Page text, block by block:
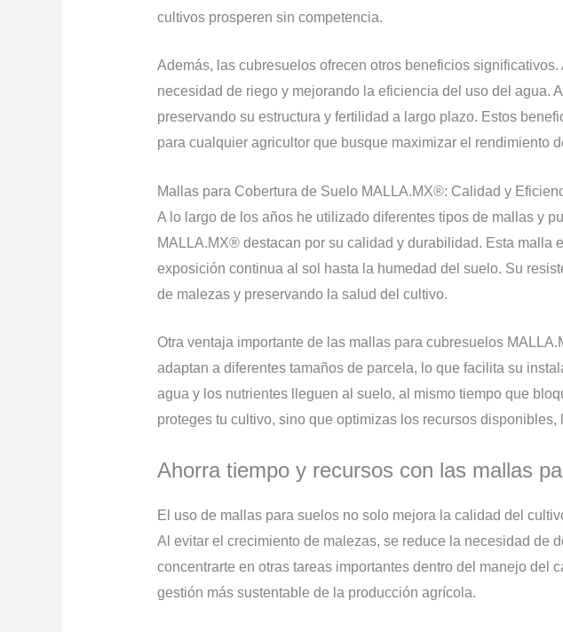
cultivos prosperen sin competencia.
Además, las cubresuelos ofrecen otros beneficios
necesidad de riego y mejorando la eficiencia del uso del agua.
preservando su estructura y fertilidad a largo plazo. Estos
para cualquier agricultor que busque maximizar el rendimiento
Mallas para Cobertura de Suelo MALLA.MX®: Calidad y
A lo largo de los años he utilizado diferentes tipos de mallas y
MALLA.MX® destacan por su calidad y durabilidad. Esta malla
exposición continua al sol hasta la humedad del suelo. Su
de malezas y preservando la salud del cultivo.
Otra ventaja importante de las mallas para cubresuelos
adaptan a diferentes tamaños de parcela, lo que facilita su
agua y los nutrientes lleguen al suelo, al mismo tiempo que
proteges tu cultivo, sino que optimizas los recursos
Ahorra tiempo y recursos con las mallas
El uso de mallas para suelos no solo mejora la calidad del
Al evitar el crecimiento de malezas, se reduce la necesidad de
concentrarte en otras tareas importantes dentro del manejo del
gestión más sustentable de la producción agrícola.